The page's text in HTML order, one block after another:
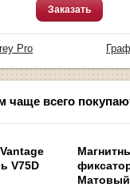
Заказать
Pro
чаще всего
V75D
Матовый